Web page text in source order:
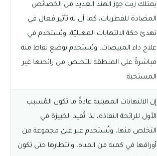
يمتلك زيت جوز الهند العديد من الخصائص
المضادة للفطريات، كما أن له تأثير فعال في
تهدئ حكة الالتهابات المهبليّة، ويُستخدم في
علاج داء المبيضات، ويُستخدم بوضع نقاط منه
مباشرةً على المنطقة للتخلص من رائحتها غير
المستحبة.
إن الالتهابات المهبلية عادةً ما تكون المُسبب
الأول للرائحة النفاذة، لذا تُفيد الخبيزة في
التخلص منها، وتُستخدم عبر غليّ مجموعة من
أوراقها في كمية من المياه، وانتظارها حتى تكون